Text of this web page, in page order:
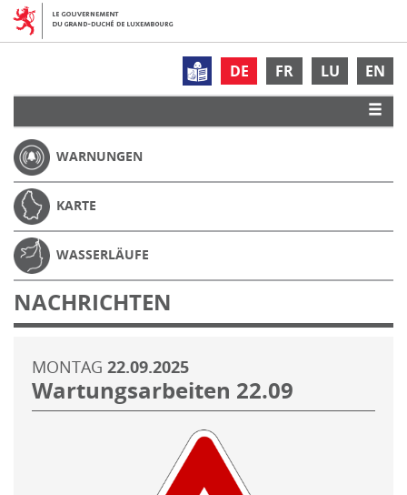
DE FR LU EN
WARNUNGEN
KARTE
WASSERLÄUFE
NACHRICHTEN
MONTAG 22.09.2025
Wartungsarbeiten 22.09